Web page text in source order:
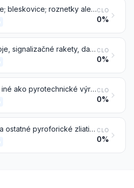
Zápalnice; bleskovice; roznetky alebo rozbušky; zapaľovače; elektrické rozbuškyCLO
0%
Ohňostroje, signalizačné rakety, dažďové rakety, hmlové signály a ostatné pyrotechnické výrobky CLO
0%
Zápalky, iné ako pyrotechnické výrobky položky 3604 CLO
0%
Ferocér a ostatné pyroforické zliatiny vo všetkých formách; výrobky z horľavých materiálov uvedených v poznámke 2 k tejto kapitole CLO
0%